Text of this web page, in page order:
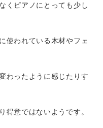
くピアノにとっても少し
使われている木材やフェ
わったように感じたりす
得意ではないようです。